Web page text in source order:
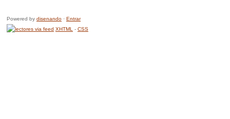
Powered by disenando · Entrar
XHTML - CSS